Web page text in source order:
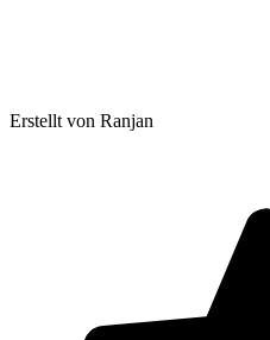
Erstellt von Ranjan